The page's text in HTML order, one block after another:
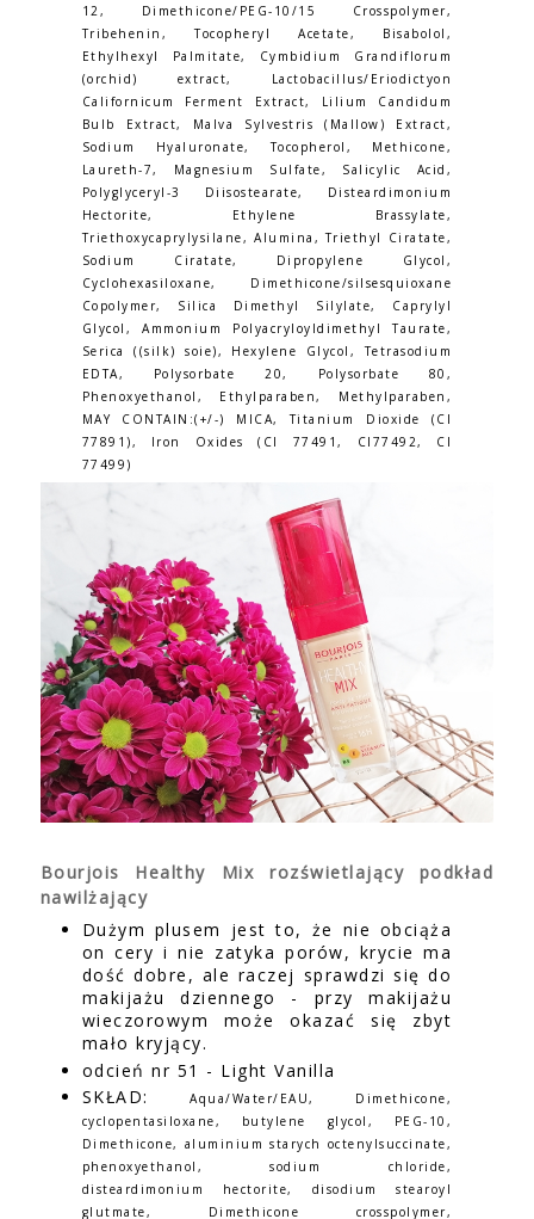
12, Dimethicone/PEG-10/15 Crosspolymer,
Tribehenin, Tocopheryl Acetate, Bisabolol,
Ethylhexyl Palmitate, Cymbidium Grandiflorum
(orchid) extract, Lactobacillus/Eriodictyon
Californicum Ferment Extract, Lilium Candidum
Bulb Extract, Malva Sylvestris (Mallow) Extract,
Sodium Hyaluronate, Tocopherol, Methicone,
Laureth-7, Magnesium Sulfate, Salicylic Acid,
Polyglyceryl-3 Diisostearate, Disteardimonium
Hectorite, Ethylene Brassylate,
Triethoxycaprylysilane, Alumina, Triethyl Ciratate,
Sodium Ciratate, Dipropylene Glycol,
Cyclohexasiloxane, Dimethicone/silsesquioxane
Copolymer, Silica Dimethyl Silylate, Caprylyl
Glycol, Ammonium Polyacryloyldimethyl Taurate,
Serica ((silk) soie), Hexylene Glycol, Tetrasodium
EDTA, Polysorbate 20, Polysorbate 80,
Phenoxyethanol, Ethylparaben, Methylparaben,
MAY CONTAIN:(+/-) MICA, Titanium Dioxide (CI
77891), Iron Oxides (CI 77491, CI77492, CI
77499)
Bourjois Healthy Mix rozświetlający podkład
nawilżający
Dużym plusem jest to, że nie obciąża
on cery i nie zatyka porów, krycie ma
dość dobre, ale raczej sprawdzi się do
makijażu dziennego - przy makijażu
wieczorowym może okazać się zbyt
mało kryjący.
odcień nr 51 - Light Vanilla
SKŁAD:
Aqua/Water/EAU, Dimethicone,
cyclopentasiloxane, butylene glycol, PEG-10,
Dimethicone, aluminium starych octenylsuccinate,
phenoxyethanol, sodium chloride,
disteardimonium hectorite, disodium stearoyl
glutmate, Dimethicone crosspolymer,